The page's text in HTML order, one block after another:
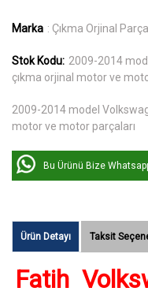
Marka : Çıkma Orjinal Parça
Stok Kodu: 2009-2014
çıkma orjinal motor ve
2009-2014 model
motor ve motor parçaları
Bu Ürünü Bize
Ürün Detayı Taksit
Fatih